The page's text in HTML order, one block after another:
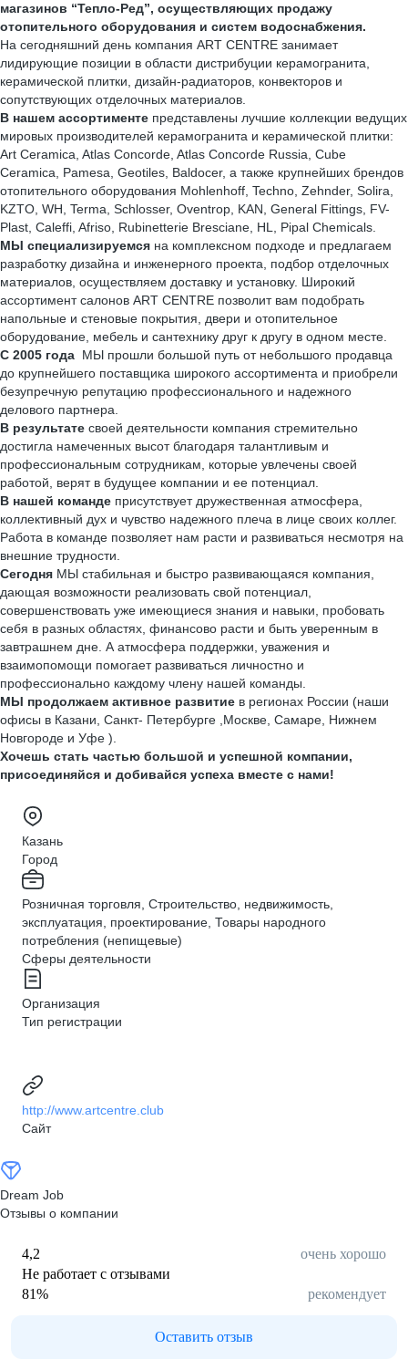
магазинов “Тепло-Ред”, осуществляющих продажу
отопительного оборудования и систем водоснабжения.
На сегодняшний день компания ART CENTRE занимает
лидирующие позиции в области дистрибуции керамогранита,
керамической плитки, дизайн-радиаторов, конвекторов и
сопутствующих отделочных материалов.
В нашем ассортименте представлены лучшие коллекции ведущих
мировых производителей керамогранита и керамической плитки:
Art Ceramica, Atlas Concorde, Atlas Concorde Russia, Cube
Ceramica, Pamesa, Geotiles, Baldocer, а также крупнейших брендов
отопительного оборудования Mohlenhoff, Techno, Zehnder, Solira,
KZTO, WH, Terma, Schlosser, Oventrop, KAN, General Fittings, FV-
Plast, Caleffi, Afriso, Rubinetterie Bresciane, HL, Pipal Chemicals.
МЫ специализируемся на комплексном подходе и предлагаем
разработку дизайна и инженерного проекта, подбор отделочных
материалов, осуществляем доставку и установку. Широкий
ассортимент салонов АRТ CENTRE позволит вам подобрать
напольные и стеновые покрытия, двери и отопительное
оборудование, мебель и сантехнику друг к другу в одном месте.
С 2005 года МЫ прошли большой путь от небольшого продавца
до крупнейшего поставщика широкого ассортимента и приобрели
безупречную репутацию профессионального и надежного
делового партнера.
В результате своей деятельности компания стремительно
достигла намеченных высот благодаря талантливым и
профессиональным сотрудникам, которые увлечены своей
работой, верят в будущее компании и ее потенциал.
В нашей команде присутствует дружественная атмосфера,
коллективный дух и чувство надежного плеча в лице своих коллег.
Работа в команде позволяет нам расти и развиваться несмотря на
внешние трудности.
Сегодня МЫ стабильная и быстро развивающаяся компания,
дающая возможности реализовать свой потенциал,
совершенствовать уже имеющиеся знания и навыки, пробовать
себя в разных областях, финансово расти и быть уверенным в
завтрашнем дне. А атмосфера поддержки, уважения и
взаимопомощи помогает развиваться личностно и
профессионально каждому члену нашей команды.
МЫ продолжаем активное развитие в регионах России (наши
офисы в Казани, Санкт- Петербурге ,Москве, Самаре, Нижнем
Новгороде и Уфе ).
Хочешь стать частью большой и успешной компании,
присоединяйся и добивайся успеха вместе с нами!
Казань
Город
Розничная торговля, Строительство, недвижимость,
эксплуатация, проектирование, Товары народного
потребления (непищевые)
Сферы деятельности
Организация
Тип регистрации
http://www.artcentre.club
Сайт
Dream Job
Отзывы о компании
4,2
очень хорошо
Не работает с отзывами
81% рекомендует
Оставить отзыв